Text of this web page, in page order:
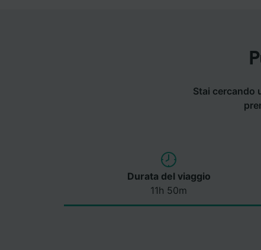
Stai cercando
Durata del viaggio
11h 50m